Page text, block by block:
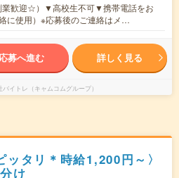
業歓迎☆）▼高校生不可▼携帯電話をお
に使用）※応募後のご連絡はメ…
応募へ進む 詳しく見る
バイトレ（キャムコムグループ）
ッタリ＊時給1,200円～〉
け